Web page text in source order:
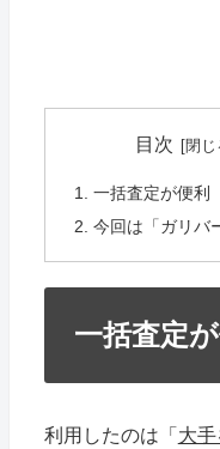
目次
一括査定が便利
今回は「ガリバ
一括査定
利用したのは「 大